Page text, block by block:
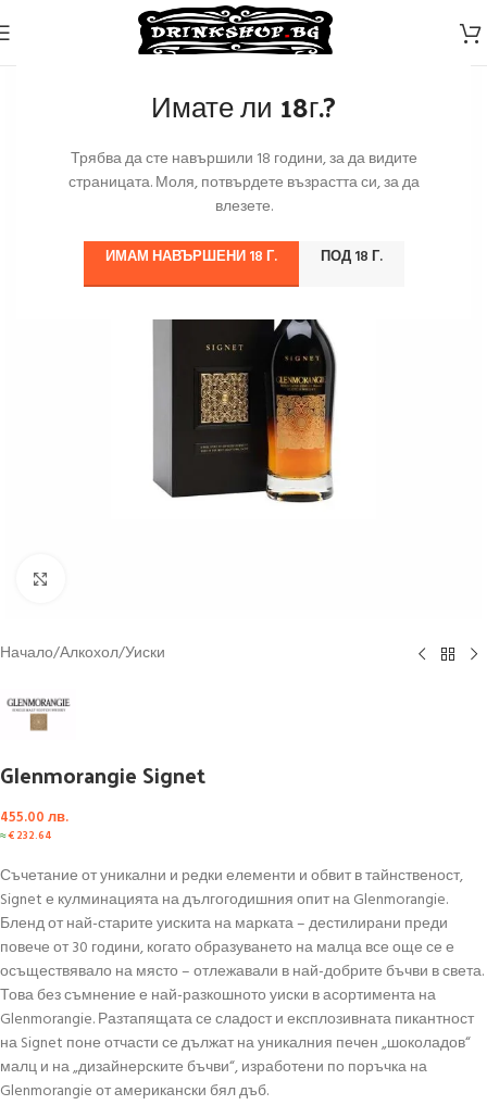
Имате ли 18г.?
Трябва да сте навършили 18 години, за да видите
страницата. Моля, потвърдете възрастта си, за да
влезете.
ИМАМ НАВЪРШЕНИ 18 Г. ПОД 18 Г.
Начало/Алкохол/Уиски
Glenmorangie Signet
455.00 лв.
≈€232.64
Съчетание от уникални и редки елементи и обвит в тайнственост,
Signet е кулминацията на дългогодишния опит на Glenmorangie.
Бленд от най-старите уискита на марката – дестилирани преди
повече от 30 години, когато образуването на малца все още се е
осъществявало на място – отлежавали в най-добрите бъчви в света.
Това без съмнение е най-разкошното уиски в асортимента на
Glenmorangie. Разтапящата се сладост и експлозивната пикантност
на Signet поне отчасти се дължат на уникалния печен „шоколадов“
малц и на „дизайнерските бъчви“, изработени по поръчка на
Glenmorangie от американски бял дъб.